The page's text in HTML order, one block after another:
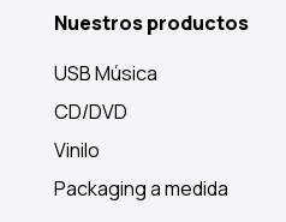
Nuestros productos
USB Música
CD/DVD
Vinilo
Packaging a medida